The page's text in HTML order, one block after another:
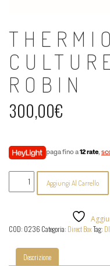
ROBIN
300,00€
paga fino a12 rate,
Thermionic
Culture
-
quantità
Aggiungi Al Carrello
COD: 0236 Categoria: Direct BoxTag: DI
Descrizione